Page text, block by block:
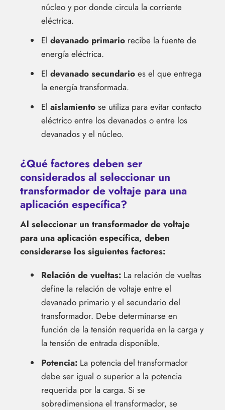
núcleo y por donde circula la corriente
eléctrica.
El devanado primario recibe la fuente de
energía eléctrica.
El devanado secundario es el que entrega
la energía transformada.
El aislamiento se utiliza para evitar contacto
eléctrico entre los devanados o entre los
devanados y el núcleo.
¿Qué factores deben ser
considerados al seleccionar un
transformador de voltaje para una
aplicación específica?
Al seleccionar un transformador de voltaje
para una aplicación específica, deben
considerarse los siguientes factores:
Relación de vueltas: La relación de vueltas
define la relación de voltaje entre el
devanado primario y el secundario del
transformador. Debe determinarse en
función de la tensión requerida en la carga y
la tensión de entrada disponible.
Potencia: La potencia del transformador
debe ser igual o superior a la potencia
requerida por la carga. Si se
sobredimensiona el transformador, se